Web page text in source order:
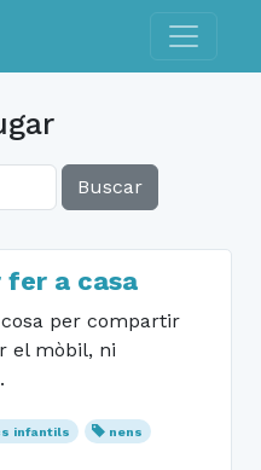
Toggle
Buscar
a casa
per compartir
el mòbil, ni
infantils
nens